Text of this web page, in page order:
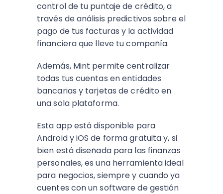
control de tu puntaje de crédito, a
través de análisis predictivos sobre el
pago de tus facturas y la actividad
financiera que lleve tu compañía.
Además, Mint permite centralizar
todas tus cuentas en entidades
bancarias y tarjetas de crédito en
una sola plataforma.
Esta app está disponible para
Android y iOS de forma gratuita y, si
bien está diseñada para las finanzas
personales, es una herramienta ideal
para negocios, siempre y cuando ya
cuentes con un software de gestión